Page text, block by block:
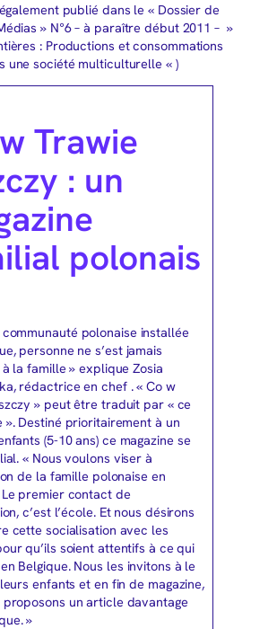
publié dans le « Dossier de
» N°6 – à paraître début 2011 – »
: Productions et consommations
une société multiculturelle « )
Trawie
: un
polonais
communauté polonaise installée
personne ne s’est jamais
la famille » explique Zosia
rédactrice en chef . « Co w
» peut être traduit par « ce
». Destiné prioritairement à un
(5-10 ans) ce magazine se
« Nous voulons viser à
de la famille polonaise en
Le premier contact de
c’est l’école. Et nous désirons
cette socialisation avec les
qu’ils soient attentifs à ce qui
Belgique. Nous les invitons à le
enfants et en fin de magazine,
proposons un article davantage
»